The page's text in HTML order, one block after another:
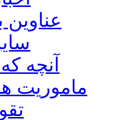
عناوین
آنچه
ماموریت